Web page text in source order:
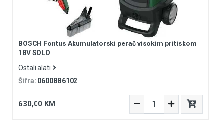
BOSCH Fontus Akumulatorski perač visokim pritiskom
18V SOLO
Ostali alati
Šifra: 06008B6102
630,00 KM